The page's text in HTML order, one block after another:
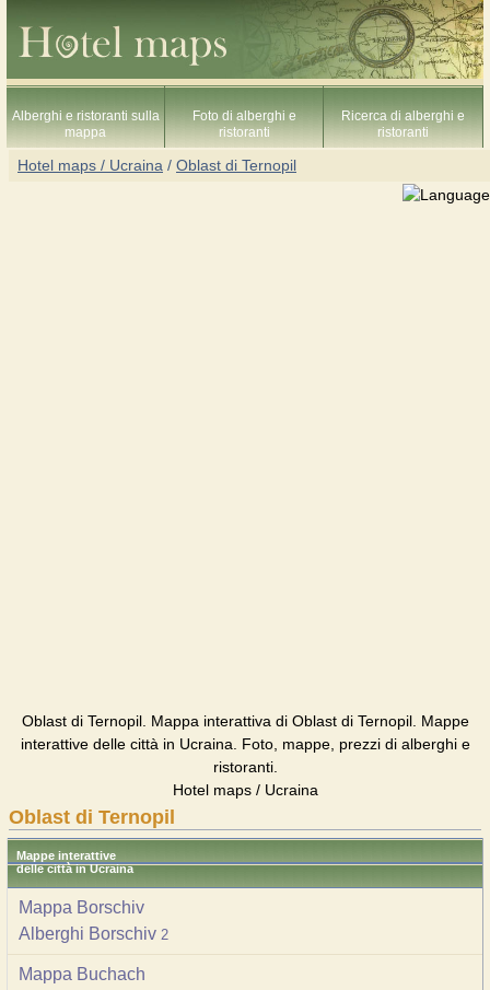
Alberghi e ristoranti sulla
mappa
Foto di alberghi e
ristoranti
Ricerca di alberghi e
ristoranti
Hotel maps / Ucraina / Oblast di Ternopil
Oblast di Ternopil. Mappa interattiva di Oblast di Ternopil. Mappe
interattive delle città in Ucraina. Foto, mappe, prezzi di alberghi e
ristoranti.
Hotel maps / Ucraina
Oblast di Ternopil
Mappe interattive
delle città in Ucraina
Mappa Borschiv
Alberghi Borschiv 2
Mappa Buchach